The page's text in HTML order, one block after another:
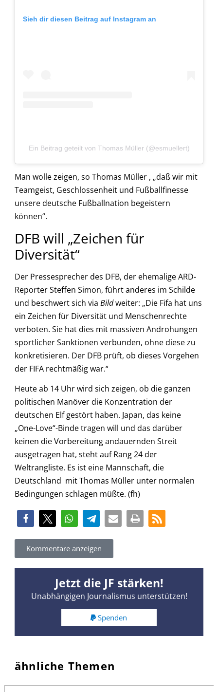
Sieh dir diesen Beitrag auf Instagram an
Ein Beitrag geteilt von Thomas Müller (@esmuellert)
Man wolle zeigen, so Thomas Müller , „daß wir mit
Teamgeist, Geschlossenheit und Fußballfinesse
unsere deutsche Fußballnation begeistern
können“.
DFB will „Zeichen für
Diversität“
Der Pressesprecher des DFB, der ehemalige ARD-
Reporter Steffen Simon, führt anderes im Schilde
und beschwert sich via Bildweiter: „Die Fifa hat uns
ein Zeichen für Diversität und Menschenrechte
verboten. Sie hat dies mit massiven Androhungen
sportlicher Sanktionen verbunden, ohne diese zu
konkretisieren. Der DFB prüft, ob dieses Vorgehen
der FIFA rechtmäßig war.“
Heute ab 14 Uhr wird sich zeigen, ob die ganzen
politischen Manöver die Konzentration der
deutschen Elf gestört haben. Japan, das keine
„One-Love“-Binde tragen will und das darüber
keinen die Vorbereitung andauernden Streit
ausgetragen hat, steht auf Rang 24 der
Weltrangliste. Es ist eine Mannschaft, die
Deutschland mit Thomas Müller unter normalen
Bedingungen schlagen müßte. (fh)
Kommentare anzeigen
Jetzt die JF stärken!
Unabhängigen Journalismus unterstützen!
Spenden
ähnliche Themen